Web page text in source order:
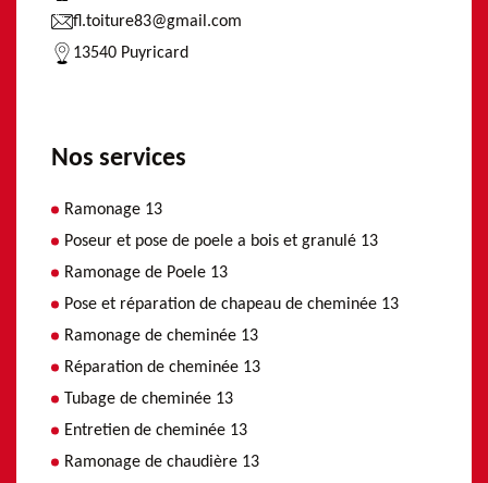
fl.toiture83@gmail.com
13540 Puyricard
Nos services
Ramonage 13
Poseur et pose de poele a bois et granulé 13
Ramonage de Poele 13
Pose et réparation de chapeau de cheminée 13
Ramonage de cheminée 13
Réparation de cheminée 13
Tubage de cheminée 13
Entretien de cheminée 13
Ramonage de chaudière 13